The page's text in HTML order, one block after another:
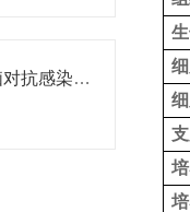
老年痴呆可能是大脑对抗感染病菌导致的